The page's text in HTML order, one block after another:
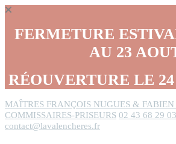
FERMETURE
AU 23
RÉOUVERTURE LE
MAÎTRES FRANÇOIS NUGUES &
COMMISSAIRES-PRISEURS 02 43 68 29 03
contact@lavalencheres.fr
Panneau de gestion des cookies